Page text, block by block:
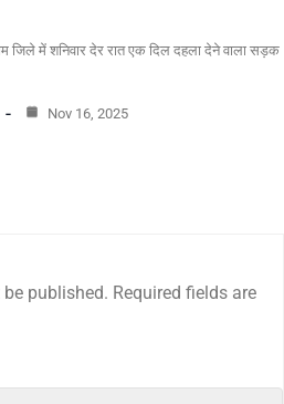
जिले में शनिवार देर रात एक दिल दहला देने वाला सड़क
Nov 16, 2025
published. Required fields are